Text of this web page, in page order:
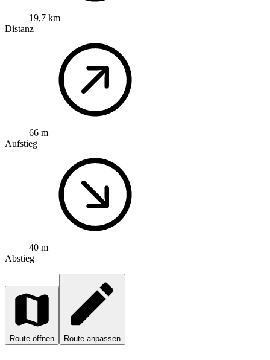
19,7 km
Distanz
66 m
Aufstieg
40 m
Abstieg
Route öffnen Route anpassen